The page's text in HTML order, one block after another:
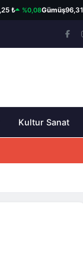
%0,08Gümüş96,31 ₺/gr
Kultur Sanat